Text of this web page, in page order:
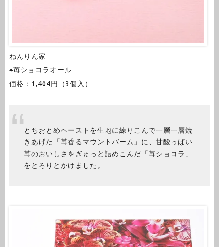
ねんりん家
♠苺ショコラオール
価格：1,404円（3個入）
とちおとめペーストを生地に練りこんで一層一層焼
きあげた「苺香るマウントバーム」に、甘酸っぱい
苺のおいしさをぎゅっと詰めこんだ「苺ショコラ」
をとろりとかけました。